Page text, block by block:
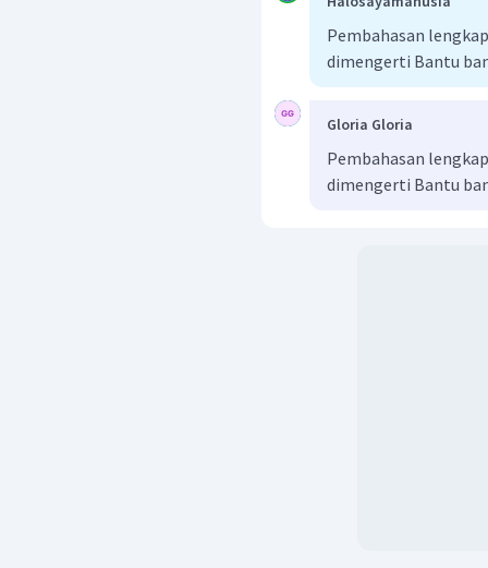
Pembahasan
dimengerti Bantu
Gloria Gloria
Pembahasan
dimengerti Bantu